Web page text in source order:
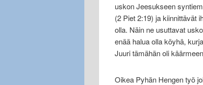
uskon Jeesukseen
(2 Piet 2:19) ja kiinnittävät
olla. Näin ne usuttavat
enää halua olla köyhä,
Juuri tämähän oli
Oikea Pyhän Hengen työ